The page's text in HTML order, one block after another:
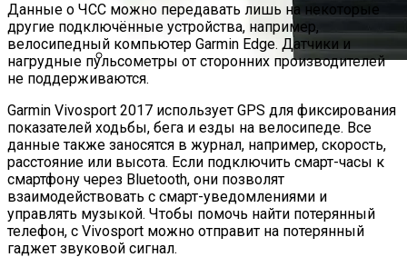
DAS WD My Book Duo: Обзор
Стационарного Мастера Резервных
Копий
Данные о ЧСС можно передавать лишь на некоторые
другие подключённые устройства, например,
велосипедный компьютер Garmin Edge. Датчики и
нагрудные пульсометры от сторонних производителей
не поддерживаются.
Garmin Vivosport 2017 использует GPS для фиксирования
показателей ходьбы, бега и езды на велосипеде. Все
данные также заносятся в журнал, например, скорость,
расстояние или высота. Если подключить смарт-часы к
смартфону через Bluetooth, они позволят
взаимодействовать с смарт-уведомлениями и
управлять музыкой. Чтобы помочь найти потерянный
телефон, с Vivosport можно отправит на потерянный
гаджет звуковой сигнал.